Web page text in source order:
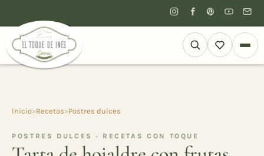
Inicio»Recetas»Postres dulces
POSTRES DULCES · RECETAS CON TOQUE